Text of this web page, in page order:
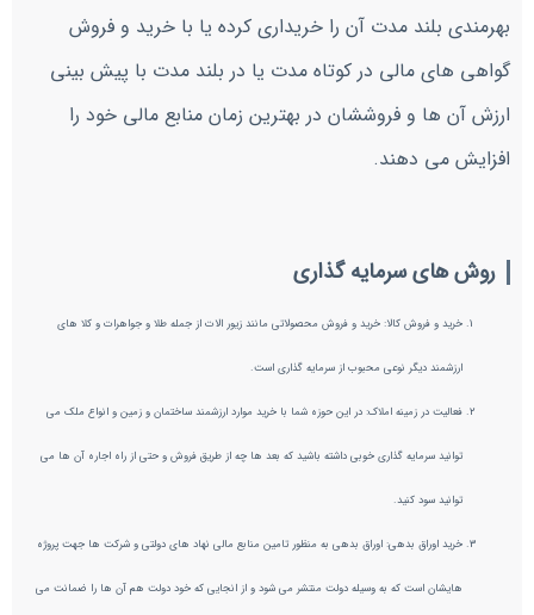
بهرمندی بلند مدت آن را خریداری کرده یا با خرید و فروش
گواهی های مالی در کوتاه مدت یا در بلند مدت با پیش بینی
ارزش آن ها و فروششان در بهترین زمان منابع مالی خود را
افزایش می دهند.
روش های سرمایه گذاری
خرید و فروش کالا: خرید و فروش محصولاتی مانند زیور الات از جمله طلا و جواهرات و کلا های
ارزشمند دیگر نوعی محبوب از سرمایه گذاری است.
فعالیت در زمینه املاک: در این حوزه شما با خرید موارد ارزشمند ساختمان و زمین و انواع ملک می
توانید سرمایه گذاری خوبی داشته باشید که بعد ها چه از طریق فروش و حتی از راه اجاره آن ها می
توانید سود کنید.
خرید اوراق بدهی: اوراق بدهی به منظور تامین منابع مالی نهاد های دولتی و شرکت ها جهت پروژه
هایشان است که به وسیله دولت منتشر می شود و از انجایی که خود دولت هم آن ها را ضمانت می